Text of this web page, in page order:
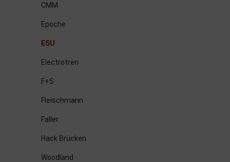
CMM
Epoche
ESU
Electrotren
F+S
Fleischmann
Faller
Hack Brücken
Woodland